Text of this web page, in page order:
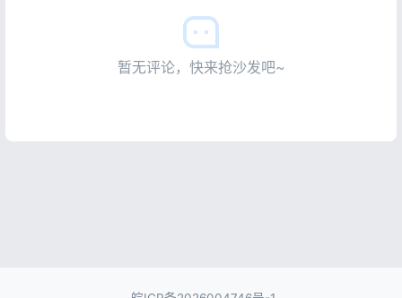
暂无评论，快来抢沙发吧~